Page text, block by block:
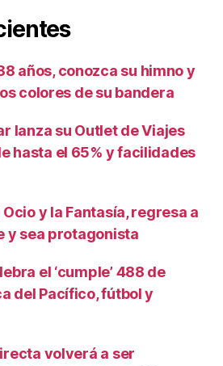
años, conozca su himno y
colores de su bandera
lanza su Outlet de Viajes
hasta el 65% y facilidades
Ocio y la Fantasía, regresa a
y sea protagonista
el ‘cumple’ 488 de
del Pacífico, fútbol y
volverá a ser